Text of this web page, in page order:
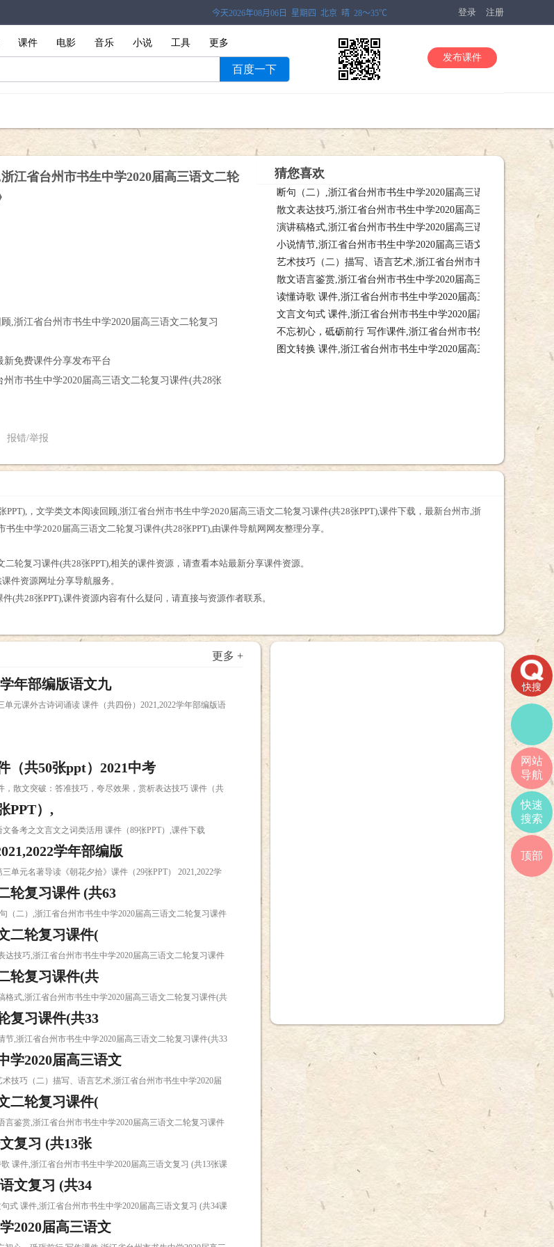
登录 注册
课件 电影 音乐 小说 工具 更多
百度一下
发布课件
江省台州市书生中学2020届高三语文二轮
,浙江省台州市书生中学2020届高三语文二轮复习
新免费课件分享发布平台
市书生中学2020届高三语文二轮复习课件(共28张
报错/举报
猜您喜欢
断句（二）,浙江省台州市书生中学2020届高三语文二轮复习课件
复习课件 (共63课件，断句（二）,浙江省台州市书生中学2020届高三语文
散文表达技巧,浙江省台州市书生中学2020届高三语文二轮复习课
复习课件(课件，散文表达技巧,浙江省台州市书生中学2020届高三语文二轮
演讲稿格式,浙江省台州市书生中学2020届高三语文二轮复习课件
习课件(共课件，演讲稿格式,浙江省台州市书生中学2020届高三语文二轮复
小说情节,浙江省台州市书生中学2020届高三语文二轮复习课件(
课件(共33课件，小说情节,浙江省台州市书生中学2020届高三语文二轮复习
艺术技巧（二）描写、语言艺术,浙江省台州市书生中学2020届
2020届高三语文课件，艺术技巧（二）描写、语言艺术,浙江省台州市书生
散文语言鉴赏,浙江省台州市书生中学2020届高三语文二轮复习课
复习课件(课件，散文语言鉴赏,浙江省台州市书生中学2020届高三语文二轮
读懂诗歌 课件,浙江省台州市书生中学2020届高三语文复习 (共13
(共13张课件，读懂诗歌 课件,浙江省台州市书生中学2020届高三语文复习 (
文言文句式 课件,浙江省台州市书生中学2020届高三语文复习 (共
(共34课件，文言文句式 课件,浙江省台州市书生中学2020届高三语文复习 (
不忘初心，砥砺前行 写作课件,浙江省台州市书生中学2020届高
2020届高三语文课件，不忘初心，砥砺前行 写作课件,浙江省台州市书生中
图文转换 课件,浙江省台州市书生中学2020届高三语文复习 (共23
，文学类文本阅读回顾,浙江省台州市书生中学2020届高三语文二轮复习课件(共28张PPT),课件下载，最新台州市,浙
生中学2020届高三语文二轮复习课件(共28张PPT),由课件导航网网友整理分享。
轮复习课件(共28张PPT),相关的课件资源，请查看本站最新分享课件资源。
件资源网址分享导航服务。
(共28张PPT),课件资源内容有什么疑问，请直接与资源作者联系。
更多 +
年部编版语文九
元课外古诗词诵读 课件（共四份）2021,2022学年部编版语
（共50张ppt）2021中考
，散文突破：答准技巧，夸尽效果，赏析表达技巧 课件（共
PPT）,
备考之文言文之词类活用 课件（89张PPT）,课件下载
学年部编版
单元名著导读《朝花夕拾》课件（29张PPT） 2021,2022学
轮复习课件 (共63
（二）,浙江省台州市书生中学2020届高三语文二轮复习课件
二轮复习课件(
技巧,浙江省台州市书生中学2020届高三语文二轮复习课件
轮复习课件(共
式,浙江省台州市书生中学2020届高三语文二轮复习课件(共
复习课件(共33
,浙江省台州市书生中学2020届高三语文二轮复习课件(共33
学2020届高三语文
技巧（二）描写、语言艺术,浙江省台州市书生中学2020届
二轮复习课件(
鉴赏,浙江省台州市书生中学2020届高三语文二轮复习课件
复习 (共13张
课件,浙江省台州市书生中学2020届高三语文复习 (共13张课
文复习 (共34
式 课件,浙江省台州市书生中学2020届高三语文复习 (共34课
2020届高三语文
快搜
网站
导航
快速
搜索
顶部